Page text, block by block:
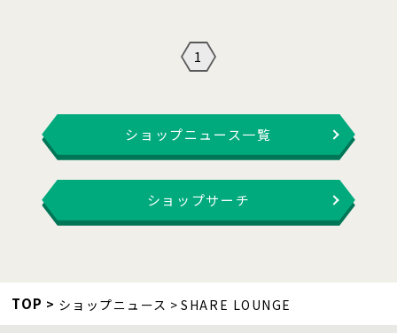
1
ショップニュース一覧
ショップサーチ
TOP ショップニュース SHARE LOUNGE